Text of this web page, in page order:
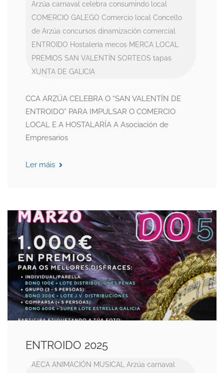
Arzúa carnaval celebra consumindo local
COMERCIO GALEGO Comercio local Concello
de Arzúa concursos dinamización comercial
ENTROIDO Hostalería mecos MERCA LOCAL
PREMIOS SAN VALENTÍN SORTEOS tapas
XUNTA DE GALICIA
CCA ARZÚA CELEBRA O “SAN VALENTÍN DE
ENTROIDO” PARA IMPULSAR O COMERCIO
LOCAL E A HOSTALARÍA A Asociación de
Empresarios
Ler máis
ENTROIDO 2025
AECA ANIMACIÓN MUSICAL Arzúa carnaval